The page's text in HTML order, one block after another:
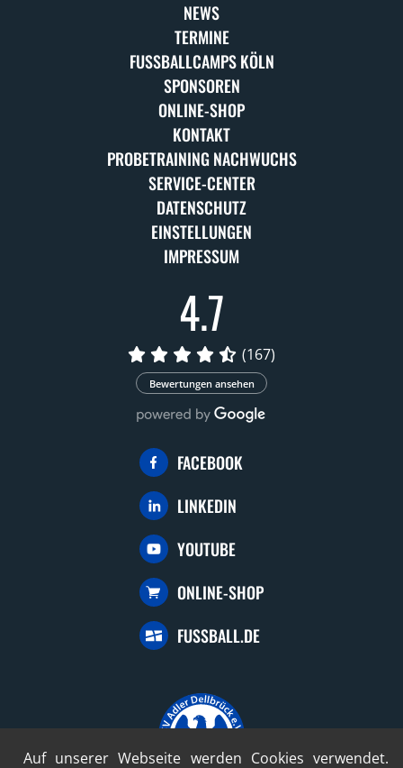
NEWS
TERMINE
FUSSBALLCAMPS KÖLN
SPONSOREN
ONLINE-SHOP
KONTAKT
PROBETRAINING NACHWUCHS
SERVICE-CENTER
DATENSCHUTZ
EINSTELLUNGEN
IMPRESSUM
4.7
(167)
Bewertungen ansehen
FACEBOOK
LINKEDIN
YOUTUBE
ONLINE-SHOP
FUSSBALL.DE
Auf unserer Webseite werden Cookies verwendet.